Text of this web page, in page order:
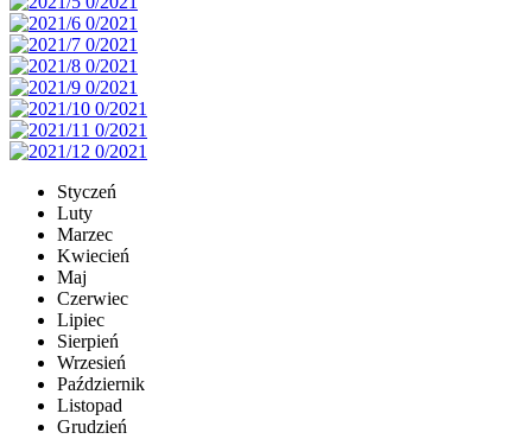
Styczeń
Luty
Marzec
Kwiecień
Maj
Czerwiec
Lipiec
Sierpień
Wrzesień
Październik
Listopad
Grudzień